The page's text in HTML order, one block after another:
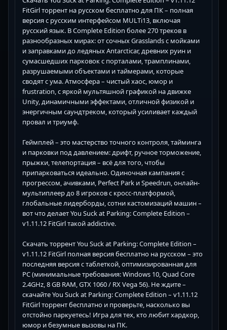
FitGirl торрент на русском бесплатно для ПК – полная
версия с русским интерфейсом MULTi13, включая
русский язык. В Complete Edition более 270 треков в
разнообразных мирах: от сочных Grasslands с мойками
и заправками до ледяных Antarcticar, древних руин и
сумасшедших парковок с порталами, трамплинами,
разрушаемыми объектами и таймерами, которые
сводят с ума. Атмосфера – чистый хаос, юмор и
frustration, с яркой мультяшной графикой на движке
Unity, динамичными эффектами, отличной физикой и
энергичным саундтреком, который усиливает каждый
провал и триумф.
Геймплей – это мастерство точного контроля, тайминга
и парковки под давлением: дрифт, ручное торможение,
прыжки, телепортация – всё для того, чтобы
припарковаться идеально. Одиночная кампания с
прогрессом, ачивками, Perfect Park и Speedrun, онлайн-
мультиплеер до 8 игроков с кросс-платформой,
глобальные лидерборды, сотни кастомизаций машин –
вот что делает You Suck at Parking: Complete Edition –
v1.11.12 FitGirl такой addictive.
Скачать торрент You Suck at Parking: Complete Edition –
v1.11.12 FitGirl полная версия бесплатно на русском – это
последняя версия с таблеткой, оптимизированная для
PC (минимальные требования: Windows 10, Quad Core
2.4GHz, 8 GB RAM, GTX 1060 / RX Vega 56). Не ждите –
скачайте You Suck at Parking: Complete Edition – v1.11.12
FitGirl торрент бесплатно и проверьте, насколько вы
отстойно паркуетесь! Игра для тех, кто любит хардкор,
юмор и безумные вызовы на ПК.